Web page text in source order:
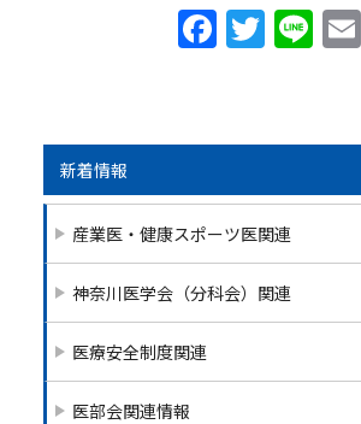
F
e
b
o
o
k
T
er
Li
新着情報
産業医・健康スポーツ医関連
神奈川医学会（分科会）関連
医療安全制度関連
医部会関連情報